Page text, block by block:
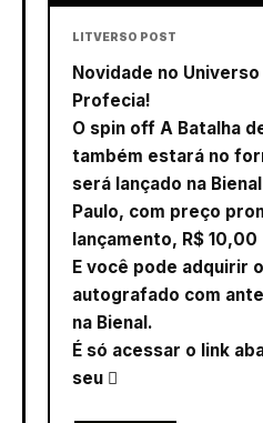
LITVERSO POST
Novidade no
Profecia!
O spin off A Batalha
também estará no
será lançado na
Paulo, com preço
lançamento, R$ 10,00
E você pode adquirir
autografado com
na Bienal.
É só acessar o link
seu 